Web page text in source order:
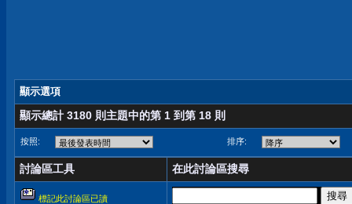
顯示選項
顯示總計 3180 則主題中的第 1 到第 18 則
按照: 排序:
討論區工具 在此討論區搜尋
標記此討論區已讀